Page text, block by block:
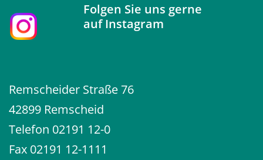
Folgen Sie uns gerne
aufInstagram
Remscheider Straße 76
42899 Remscheid
Telefon 02191 12-0
Fax 02191 12-1111